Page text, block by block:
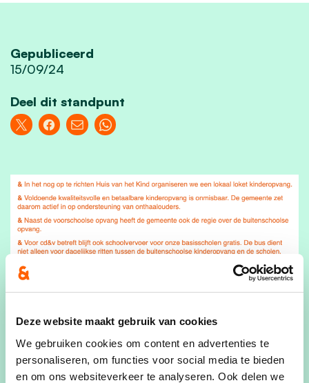
Deze website maakt gebruik van cookies
We gebruiken cookies om content en advertenties te
personaliseren, om functies voor social media te bieden
en om ons websiteverkeer te analyseren. Ook delen we
Gepubliceerd
15/09/24
Deel dit standpunt